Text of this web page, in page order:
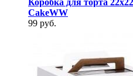
Коробка для торта
CakeWW
99 руб.